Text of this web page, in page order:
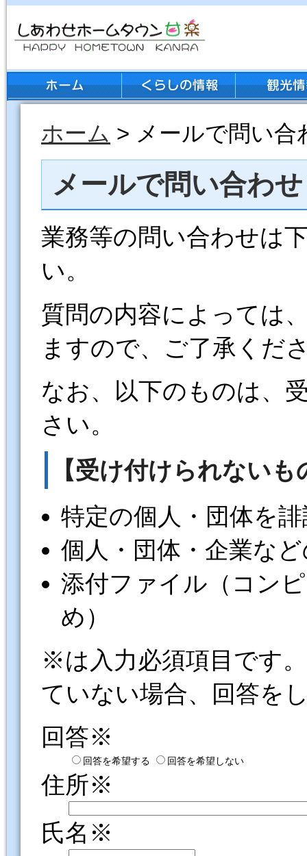
ホーム > メールで問い合
メールで問い合わせ
業務等の問い合わせは
い。
質問の内容によっては
ますので、ご了承くだ
なお、以下のものは、
さい。
【受け付けられないも
特定の個人・団体を
個人・団体・企業な
添付ファイル（コン
め）
※は入力必須項目です
ていない場合、回答を
回答※
回答を希望する 回答を希望しない
住所※
氏名※